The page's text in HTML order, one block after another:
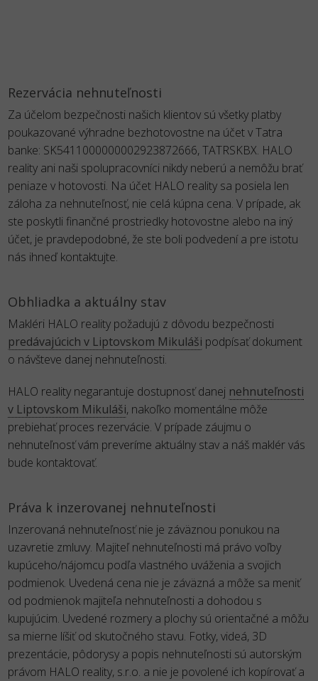
Rezervácia nehnuteľnosti
Za účelom bezpečnosti našich klientov sú všetky platby
poukazované výhradne bezhotovostne na účet v Tatra
banke: SK5411000000002923872666, TATRSKBX. HALO
reality ani naši spolupracovníci nikdy neberú a nemôžu brať
peniaze v hotovosti. Na účet HALO reality sa posiela len
záloha za nehnuteľnosť, nie celá kúpna cena. V prípade, ak
ste poskytli finančné prostriedky hotovostne alebo na iný
účet, je pravdepodobné, že ste boli podvedení a pre istotu
nás ihneď kontaktujte.
Obhliadka a aktuálny stav
Makléri HALO reality požadujú z dôvodu bezpečnosti
predávajúcich v Liptovskom Mikuláši podpísať dokument
o návšteve danej nehnuteľnosti.
HALO reality negarantuje dostupnosť danej nehnuteľnosti
v Liptovskom Mikuláši, nakoľko momentálne môže
prebiehať proces rezervácie. V prípade záujmu o
nehnuteľnosť vám preveríme aktuálny stav a náš maklér vás
bude kontaktovať.
Práva k inzerovanej nehnuteľnosti
Inzerovaná nehnuteľnosť nie je záväznou ponukou na
uzavretie zmluvy. Majiteľ nehnuteľnosti má právo voľby
kupúceho/nájomcu podľa vlastného uváženia a svojich
podmienok. Uvedená cena nie je záväzná a môže sa meniť
od podmienok majiteľa nehnuteľnosti a dohodou s
kupujúcim. Uvedené rozmery a plochy sú orientačné a môžu
sa mierne líšiť od skutočného stavu. Fotky, videá, 3D
prezentácie, pôdorysy a popis nehnuteľnosti sú autorským
právom HALO reality, s.r.o. a nie je povolené ich kopírovať a